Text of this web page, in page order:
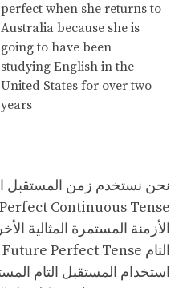
perfect when she returns to
Australia because she is
going to have been
studying English in the
United States for over two
years
الأزمنة المستمرة المثالية